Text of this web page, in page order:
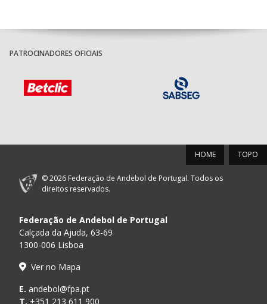
PATROCINADORES OFICIAIS
TOPO
HOME
© 2026 Federação de Andebol de Portugal. Todos os
direitos reservados.
Federação de Andebol de Portugal
Calçada da Ajuda, 63-69
1300-006 Lisboa
Ver no Mapa
E. andebol@fpa.pt
T. +351 213 611 900